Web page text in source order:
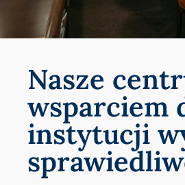
Nasze
wsparciem
instytucji